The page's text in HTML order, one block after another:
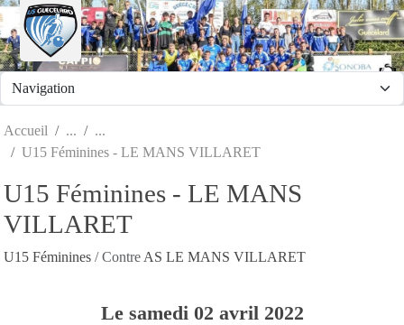
Accueil
U15 Féminines - LE MANS VILLARET
U15 Féminines - LE MANS
VILLARET
U15 Féminines / Contre AS LE MANS VILLARET
Le samedi 02 avril 2022
Panneau de gestion des cookies